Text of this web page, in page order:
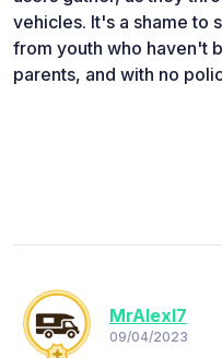
vehicles. It's a shame to
from youth who haven't
parents, and with no
MrAlexl7
09/04/2023